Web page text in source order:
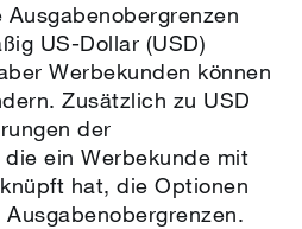
US-Dollar (USD)
Werbekunden können
Zusätzlich zu USD
der
ein Werbekunde mit
hat, die Optionen